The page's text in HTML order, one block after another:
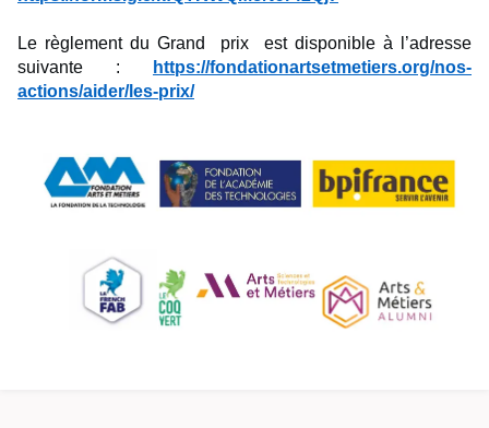
Le règlement du Grand prix est disponible à l’adresse
suivante :
https://fondationartsetmetiers.org/nos-
actions/aider/les-prix/